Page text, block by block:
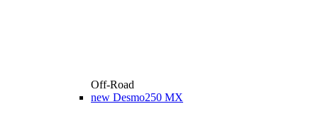
Off-Road
new Desmo250 MX